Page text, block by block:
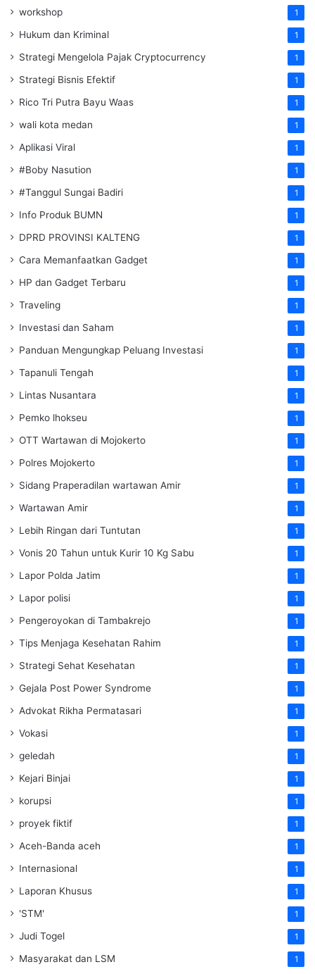
workshop 1
Hukum dan Kriminal 1
Strategi Mengelola Pajak Cryptocurrency 1
Strategi Bisnis Efektif 1
Rico Tri Putra Bayu Waas 1
wali kota medan 1
Aplikasi Viral 1
#Boby Nasution 1
#Tanggul Sungai Badiri 1
Info Produk BUMN 1
DPRD PROVINSI KALTENG 1
Cara Memanfaatkan Gadget 1
HP dan Gadget Terbaru 1
Traveling 1
Investasi dan Saham 1
Panduan Mengungkap Peluang Investasi 1
Tapanuli Tengah 1
Lintas Nusantara 1
Pemko lhokseu 1
OTT Wartawan di Mojokerto 1
Polres Mojokerto 1
Sidang Praperadilan wartawan Amir 1
Wartawan Amir 1
Lebih Ringan dari Tuntutan 1
Vonis 20 Tahun untuk Kurir 10 Kg Sabu 1
Lapor Polda Jatim 1
Lapor polisi 1
Pengeroyokan di Tambakrejo 1
Tips Menjaga Kesehatan Rahim 1
Strategi Sehat Kesehatan 1
Gejala Post Power Syndrome 1
Advokat Rikha Permatasari 1
Vokasi 1
geledah 1
Kejari Binjai 1
korupsi 1
proyek fiktif 1
Aceh-Banda aceh 1
Internasional 1
Laporan Khusus 1
'STM' 1
Judi Togel 1
Masyarakat dan LSM 1